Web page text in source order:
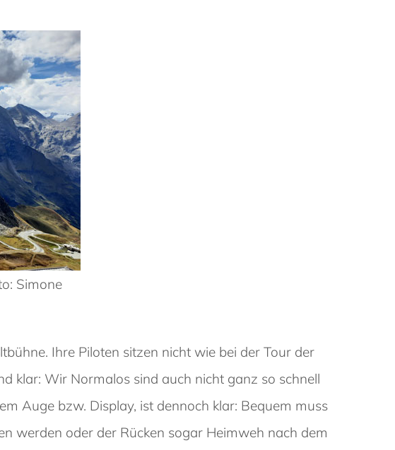
Simone
Ihre Piloten sitzen nicht wie bei der Tour der
klar: Wir Normalos sind auch nicht ganz so schnell
Auge bzw. Display, ist dennoch klar: Bequem muss
werden oder der Rücken sogar Heimweh nach dem